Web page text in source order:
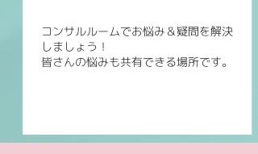
コンサルルームでお悩み＆疑問を解決
しましょう！
皆さんの悩みも共有できる場所です。